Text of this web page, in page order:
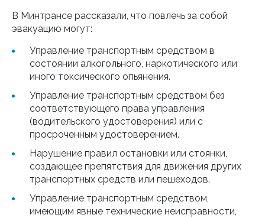
В Минтрансе рассказали, что повлечь за собой
эвакуацию могут:
Управление транспортным средством в
состоянии алкогольного, наркотического или
иного токсического опьянения.
Управление транспортным средством без
соответствующего права управления
(водительского удостоверения) или с
просроченным удостоверением.
Нарушение правил остановки или стоянки,
создающее препятствия для движения других
транспортных средств или пешеходов.
Управление транспортным средством,
имеющим явные технические неисправности,